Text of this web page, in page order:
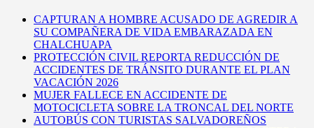
CAPTURAN A HOMBRE ACUSADO DE AGREDIR A
SU COMPAÑERA DE VIDA EMBARAZADA EN
CHALCHUAPA
PROTECCIÓN CIVIL REPORTA REDUCCIÓN DE
ACCIDENTES DE TRÁNSITO DURANTE EL PLAN
VACACIÓN 2026
MUJER FALLECE EN ACCIDENTE DE
MOTOCICLETA SOBRE LA TRONCAL DEL NORTE
AUTOBÚS CON TURISTAS SALVADOREÑOS